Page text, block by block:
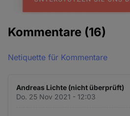
Kommentare (16)
Netiquette für Kommentare
Andreas Lichte (nicht überprüft)
Do. 25 Nov 2021 - 12:03